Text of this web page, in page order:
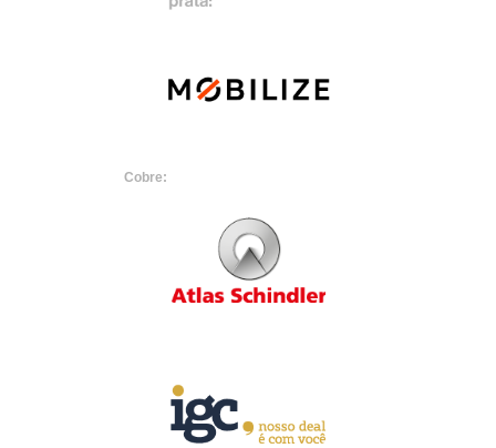
Cobre: